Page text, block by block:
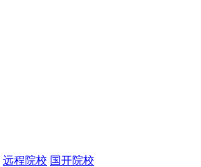
远程院校 国开院校